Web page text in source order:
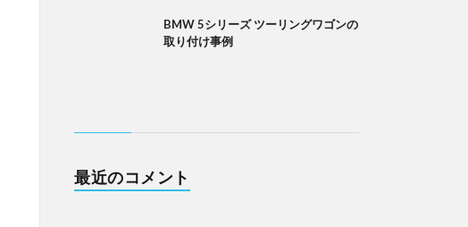
BMW 5シリーズ ツーリングワゴンの
取り付け事例
最近のコメント